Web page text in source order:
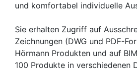
und komfortabel individuelle
Sie erhalten Zugriff auf
Zeichnungen (DWG und PDF-
Hörmann Produkten und auf
100 Produkte in verschiedenen